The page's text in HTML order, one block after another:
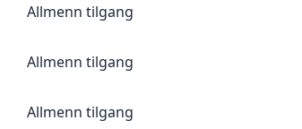
Allmenn tilgang
Allmenn tilgang
Allmenn tilgang